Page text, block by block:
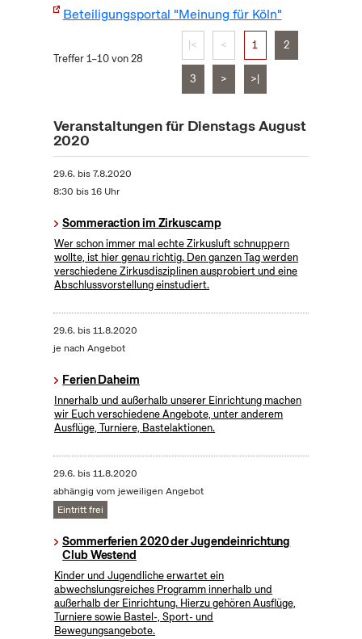
Beteiligungsportal "Meinung für Köln"
Treffer 1–10 von 28
|< < 1 2
3 > >|
Veranstaltungen für Dienstags August
2020
29.6. bis7.8.2020
8:30 bis 16 Uhr
Sommeraction im Zirkuscamp
Wer schon immer mal echte Zirkusluft schnuppern
wollte, ist hier genau richtig. Den ganzen Tag werden
verschiedene Zirkusdisziplinen ausprobiert und eine
Abschlussvorstellung einstudiert.
29.6. bis11.8.2020
je nach Angebot
Ferien Daheim
Innerhalb und außerhalb unserer Einrichtung machen
wir Euch verschiedene Angebote, unter anderem
Ausflüge, Turniere, Bastelaktionen.
29.6. bis11.8.2020
abhängig vom jeweiligen Angebot
Eintritt frei
Sommerferien 2020 der Jugendeinrichtung
Club Westend
Kinder und Jugendliche erwartet ein
abwechslungsreiches Programm innerhalb und
außerhalb der Einrichtung. Hierzu gehören Ausflüge,
Turniere sowie Bastel-, Sport- und
Bewegungsangebote.